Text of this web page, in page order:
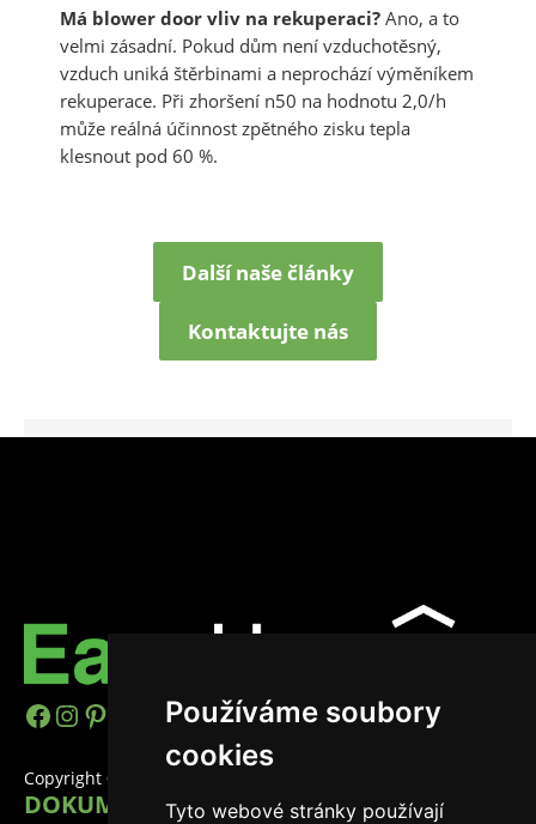
Používáme soubory
cookies
Tyto webové stránky používají
Má blower door vliv na rekuperaci? Ano, a to
velmi zásadní. Pokud dům není vzduchotěsný,
vzduch uniká štěrbinami a neprochází výměníkem
rekuperace. Při zhoršení n50 na hodnotu 2,0/h
může reálná účinnost zpětného zisku tepla
klesnout pod 60 %.
Další naše články
Kontaktujte nás
https://www.facebook.com/
Instagram
Pinterest
YouTube
LinkedIn
TikTok
Copyright © 2026 EasyHomes
DOKUMENTY